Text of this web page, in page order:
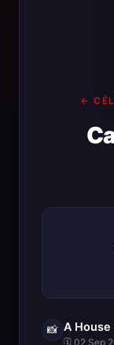
←
📸 A House
🗓 02 Sep